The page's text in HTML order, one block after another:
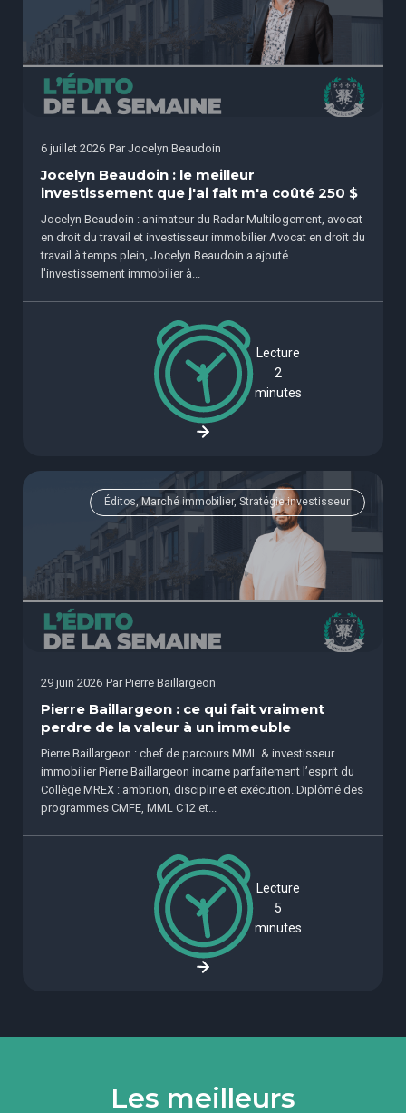
6 juillet 2026 Par Jocelyn Beaudoin
Jocelyn Beaudoin : le meilleur
investissement que j'ai fait m'a coûté 250 $
Jocelyn Beaudoin : animateur du Radar Multilogement, avocat
en droit du travail et investisseur immobilier Avocat en droit du
travail à temps plein, Jocelyn Beaudoin a ajouté
l'investissement immobilier à...
Lecture
2
minutes
Éditos, Marché immobilier, Stratégie investisseur
29 juin 2026 Par Pierre Baillargeon
Pierre Baillargeon : ce qui fait vraiment
perdre de la valeur à un immeuble
Pierre Baillargeon : chef de parcours MML & investisseur
immobilier Pierre Baillargeon incarne parfaitement l’esprit du
Collège MREX : ambition, discipline et exécution. Diplômé des
programmes CMFE, MML C12 et...
Lecture
5
minutes
Les meilleurs